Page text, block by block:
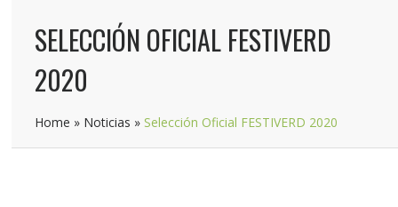
SELECCIÓN OFICIAL FESTIVERD
2020
Home » Noticias » Selección Oficial FESTIVERD 2020